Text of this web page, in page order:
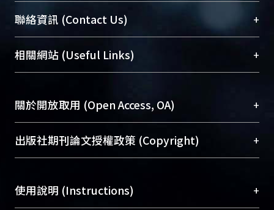
臺大位居世界頂尖大學之列，為永久珍藏及向國際
展現本校豐碩的研究成果及學術能量，圖書館整合
機構典藏（NTUR）與學術庫（AH）不同功能平
台，成為臺大學術典藏NTU scholars。期能整合研
成果。
To permanently archive and promote researcher
profiles and scholarly works, Library integrates the
services of “NTU Repository” with “Academic
聯絡資訊 (Contact Us) +
總館學科館員(Main Library)
醫學圖書館學科館員(Medical Library)
Sciences Library)
相關網站 (Useful Links) +
關於開放取用 (Open Access, OA) +
開放取用是從使用者角度提升資訊取用性的社會運
動，應用在學術研究上是透過將研究著作公開供使
用逐年攀升。同時可加速研究發展、提升研究影響
出版社期刊論文授權政策 (Copyright) +
含部分內容的版權非匯入者所有，或由第三方贊
助與合作完成，請確認該版權所有者及第三方同
使用說明 (Instructions) +